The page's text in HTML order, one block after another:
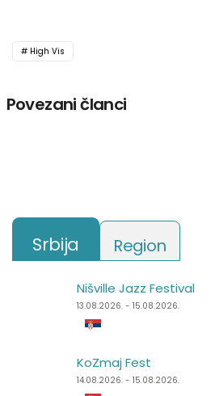
High Vis
Povezani članci
Srbija Region
Nišville Jazz Festival
13.08.2026. - 15.08.2026.
KoZmaj Fest
14.08.2026. - 15.08.2026.
Punk Rock Holiday
11.08.2026. - 14.08.2026.
Špancirfest
21.08.2026. - 30.08.2026.